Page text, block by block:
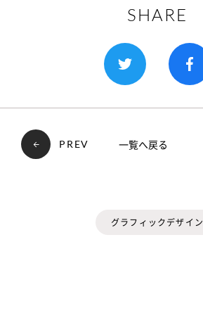
SHARE
PREV 一覧へ戻る
グラフィックデザイン